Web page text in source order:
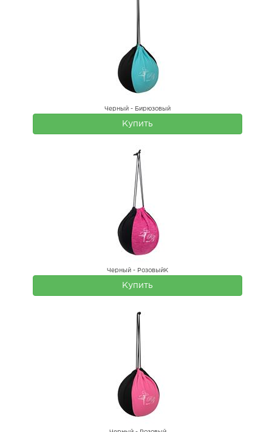
Черный - Бирюзовый
Купить
Черный - РозовыйК
Купить